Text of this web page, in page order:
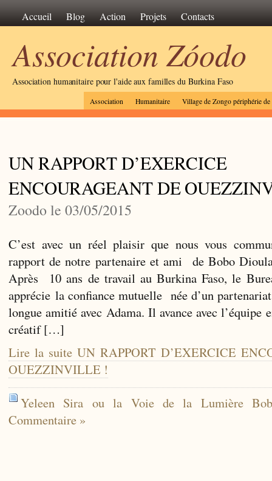
Accueil Blog Action Projets Contacts
Association Zóodo
Association humanitaire pour l'aide aux familles du Burkina Faso
Association Humanitaire Village de Zongo périphérie de
UN RAPPORT D’EXERCICE
ENCOURAGEANT DE
Zoodo le 03/05/2015
C’est avec un réel plaisir que nous vous
rapport de notre partenaire et ami de Bobo
Après 10 ans de travail au Burkina Faso, le
apprécie la confiance mutuelle née d’un
longue amitié avec Adama. Il avance avec l’équipe
créatif […]
Lire la suite UN RAPPORT D’EXERCICE
OUEZZINVILLE !
Yeleen Sira ou la Voie de la Lumière
Commentaire »